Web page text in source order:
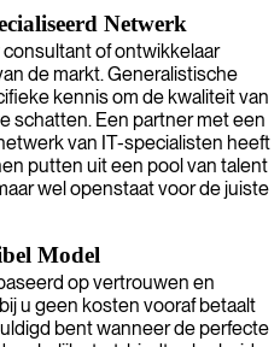
Netwerk
of ontwikkelaar
de markt. Generalistische
kennis om de kwaliteit van
schatten. Een partner met een
van IT-specialisten heeft
putten uit een pool van talent
wel openstaat voor de juiste
Model
op vertrouwen en
u geen kosten vooraf betaalt
bent wanneer de perfecte